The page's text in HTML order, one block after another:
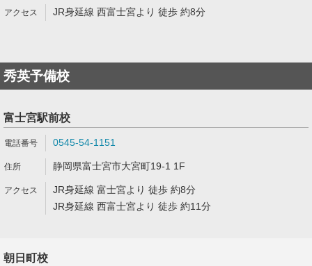
JR身延線 西富士宮より 徒歩 約8分
秀英予備校
富士宮駅前校
0545-54-1151
静岡県富士宮市大宮町19-1 1F
JR身延線 富士宮より 徒歩 約8分
JR身延線 西富士宮より 徒歩 約11分
朝日町校